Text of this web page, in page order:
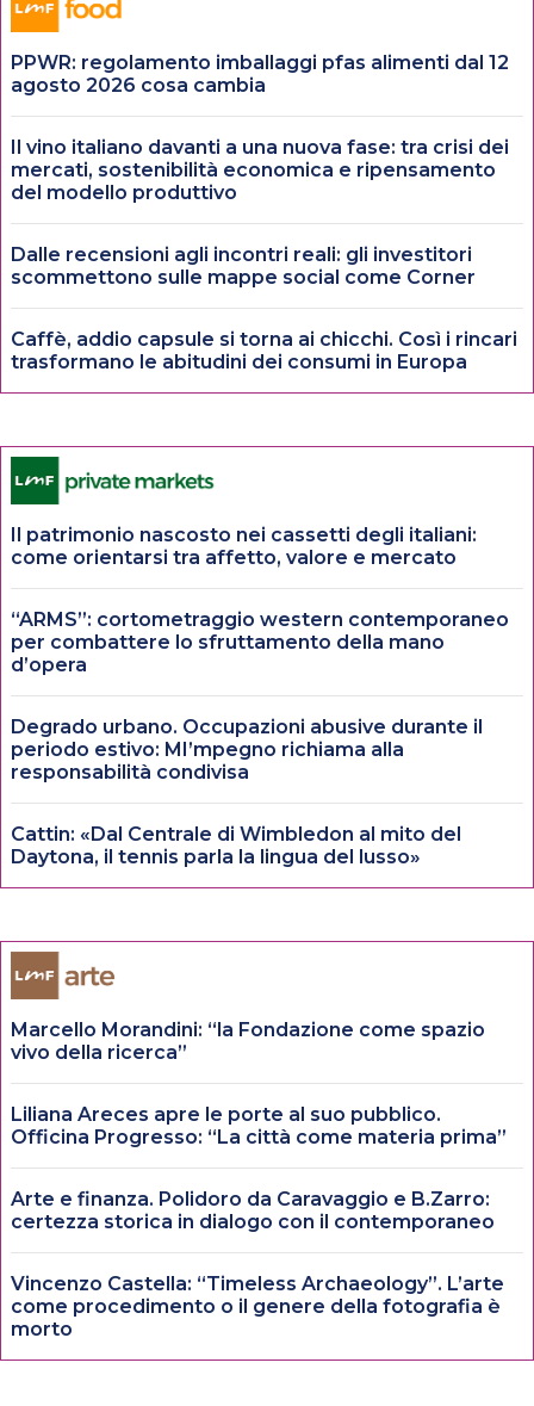
PPWR: regolamento imballaggi pfas alimenti dal 12
agosto 2026 cosa cambia
Il vino italiano davanti a una nuova fase: tra crisi dei
mercati, sostenibilità economica e ripensamento
del modello produttivo
Dalle recensioni agli incontri reali: gli investitori
scommettono sulle mappe social come Corner
Caffè, addio capsule si torna ai chicchi. Così i rincari
trasformano le abitudini dei consumi in Europa
Il patrimonio nascosto nei cassetti degli italiani:
come orientarsi tra affetto, valore e mercato
“ARMS”: cortometraggio western contemporaneo
per combattere lo sfruttamento della mano
d’opera
Degrado urbano. Occupazioni abusive durante il
periodo estivo: MI’mpegno richiama alla
responsabilità condivisa
Cattin: «Dal Centrale di Wimbledon al mito del
Daytona, il tennis parla la lingua del lusso»
Marcello Morandini: “la Fondazione come spazio
vivo della ricerca”
Liliana Areces apre le porte al suo pubblico.
Officina Progresso: “La città come materia prima”
Arte e finanza. Polidoro da Caravaggio e B.Zarro:
certezza storica in dialogo con il contemporaneo
Vincenzo Castella: “Timeless Archaeology”. L’arte
come procedimento o il genere della fotografia è
morto